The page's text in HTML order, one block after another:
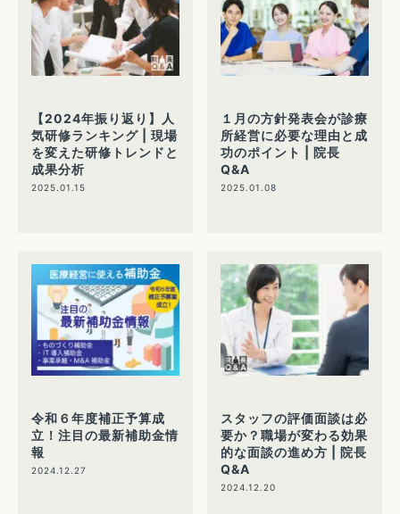
【2024年振り返り】人
気研修ランキング | 現場
を変えた研修トレンドと
成果分析
2025.01.15
１月の方針発表会が診療
所経営に必要な理由と成
功のポイント | 院長
Q&A
2025.01.08
令和６年度補正予算成
立！注目の最新補助金情
報
2024.12.27
スタッフの評価面談は必
要か？職場が変わる効果
的な面談の進め方 | 院長
Q&A
2024.12.20